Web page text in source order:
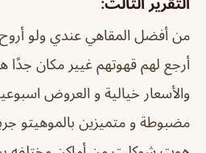
من أفضل المقاهي عندي ولو
أرجع لهم قهوتهم غيير مكان جدًا
والأسعار خيالية و العروض
مضبوطة و متميزين بالموهيتو